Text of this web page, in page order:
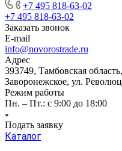
+7 495 818-63-02
+7 495 818-63-02
Заказать звонок
E-mail
info@novorostrade.ru
Адрес
393749, Тамбовская
Заворонежское, ул.
Режим работы
Пн. – Пт.: с 9:00 до 18:00
Подать заявку
Каталог